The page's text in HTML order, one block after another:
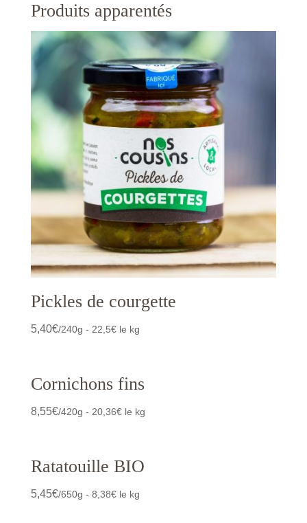
Produits apparentés
Pickles de courgette
5,40€/240g - 22,5€ le kg
Cornichons fins
8,55€/420g - 20,36€ le kg
Ratatouille BIO
5,45€/650g - 8,38€ le kg